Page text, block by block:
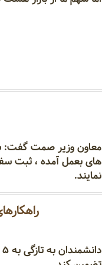
معاون وزیر صمت گفت:
های بعمل آمده ، ثبت
نمایند.